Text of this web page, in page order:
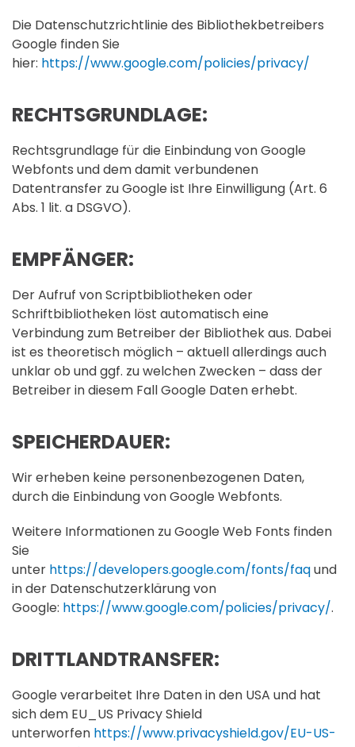
Die Datenschutzrichtlinie des Bibliothekbetreibers
Google finden Sie
hier: https://www.google.com/policies/privacy/
RECHTSGRUNDLAGE:
Rechtsgrundlage für die Einbindung von Google
Webfonts und dem damit verbundenen
Datentransfer zu Google ist Ihre Einwilligung (Art. 6
Abs. 1 lit. a DSGVO).
EMPFÄNGER:
Der Aufruf von Scriptbibliotheken oder
Schriftbibliotheken löst automatisch eine
Verbindung zum Betreiber der Bibliothek aus. Dabei
ist es theoretisch möglich – aktuell allerdings auch
unklar ob und ggf. zu welchen Zwecken – dass der
Betreiber in diesem Fall Google Daten erhebt.
SPEICHERDAUER:
Wir erheben keine personenbezogenen Daten,
durch die Einbindung von Google Webfonts.
Weitere Informationen zu Google Web Fonts finden
Sie
unter https://developers.google.com/fonts/faqund
in der Datenschutzerklärung von
Google: https://www.google.com/policies/privacy/.
DRITTLANDTRANSFER:
Google verarbeitet Ihre Daten in den USA und hat
sich dem EU_US Privacy Shield
unterworfen https://www.privacyshield.gov/EU-US-